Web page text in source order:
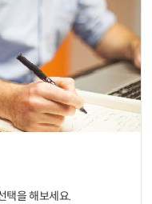
택을 해보세요.